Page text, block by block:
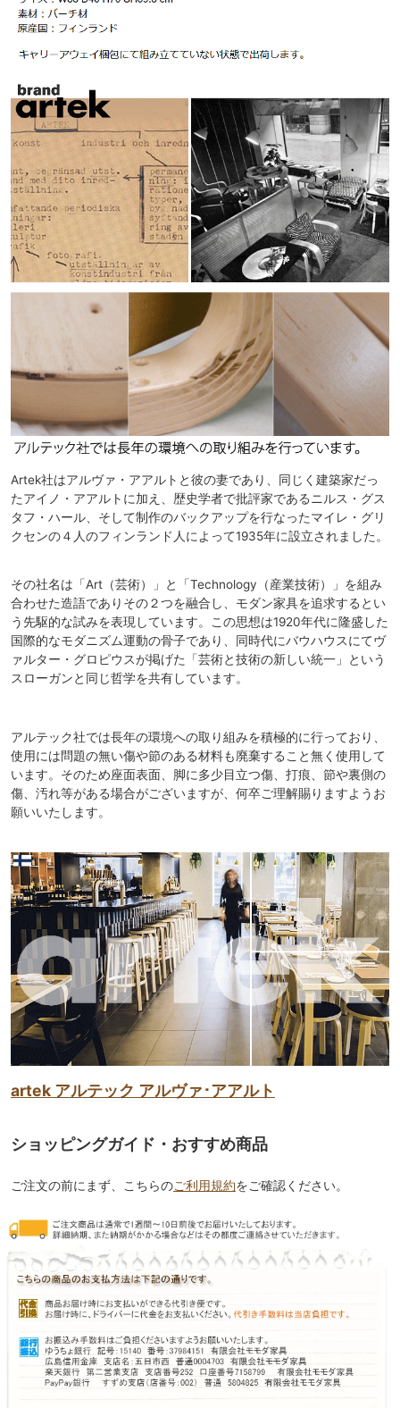
Artek社はアルヴァ・アアルトと彼の妻であり、同じく建築家だっ
たアイノ・アアルトに加え、歴史学者で批評家であるニルス・グス
タフ・ハール、そして制作のバックアップを行なったマイレ・グリ
クセンの４人のフィンランド人によって1935年に設立されました。
その社名は「Art（芸術）」と「Technology（産業技術）」を組み
合わせた造語でありその２つを融合し、モダン家具を追求するとい
う先駆的な試みを表現しています。この思想は1920年代に隆盛した
国際的なモダニズム運動の骨子であり、同時代にバウハウスにてヴ
ァルター・グロピウスが掲げた「芸術と技術の新しい統一」という
スローガンと同じ哲学を共有しています。
アルテック社では長年の環境への取り組みを積極的に行っており、
使用には問題の無い傷や節のある材料も廃棄すること無く使用して
います。そのため座面表面、脚に多少目立つ傷、打痕、節や裏側の
傷、汚れ等がある場合がございますが、何卒ご理解賜りますようお
願いいたします。
artek アルテック アルヴァ･アアルト
ショッピングガイド・おすすめ商品
ご注文の前にまず、こちらのご利用規約をご確認ください。